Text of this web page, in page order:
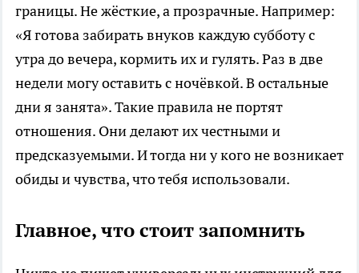
границы. Не жёсткие, а прозрачные. Например:
«Я готова забирать внуков каждую субботу с
утра до вечера, кормить их и гулять. Раз в две
недели могу оставить с ночёвкой. В остальные
дни я занята». Такие правила не портят
отношения. Они делают их честными и
предсказуемыми. И тогда ни у кого не возникает
обиды и чувства, что тебя использовали.
Главное, что стоит запомнить